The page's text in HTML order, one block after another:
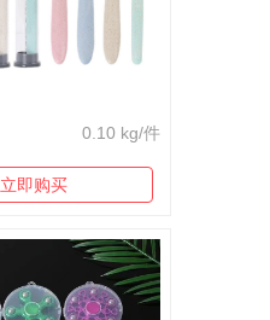
0.10 kg/件
立即购买